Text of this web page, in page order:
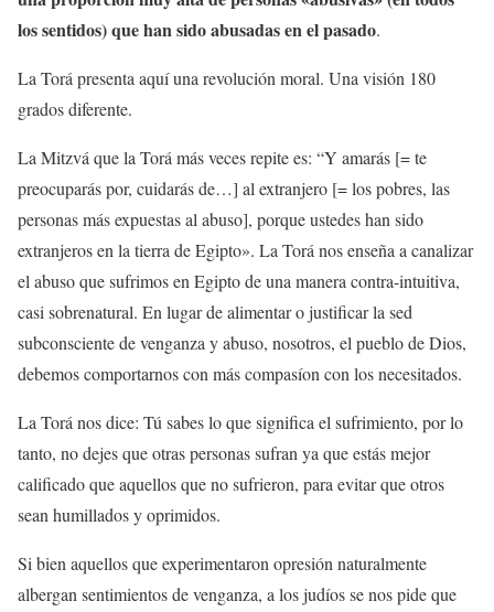
los sentidos) que han sido abusadas en el pasado.
La Torá presenta aquí una revolución moral. Una visión 180
grados diferente.
La Mitzvá que la Torá más veces repite es: “Y amarás [= te
preocuparás por, cuidarás de…] al extranjero [= los pobres, las
personas más expuestas al abuso], porque ustedes han sido
extranjeros en la tierra de Egipto». La Torá nos enseña a canalizar
el abuso que sufrimos en Egipto de una manera contra-intuitiva,
casi sobrenatural. En lugar de alimentar o justificar la sed
subconsciente de venganza y abuso, nosotros, el pueblo de Dios,
debemos comportarnos con más compasíon con los necesitados.
La Torá nos dice: Tú sabes lo que significa el sufrimiento, por lo
tanto, no dejes que otras personas sufran ya que estás mejor
calificado que aquellos que no sufrieron, para evitar que otros
sean humillados y oprimidos.
Si bien aquellos que experimentaron opresión naturalmente
albergan sentimientos de venganza, a los judíos se nos pide que